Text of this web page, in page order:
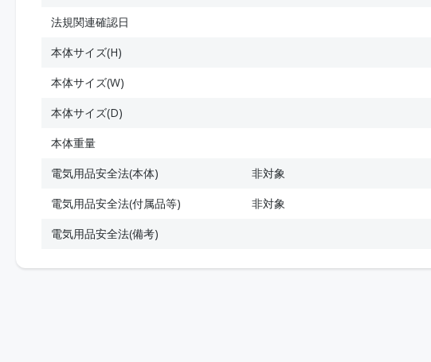
法規関連確認日
本体サイズ(H)
本体サイズ(W)
本体サイズ(D)
本体重量
電気用品安全法(本体)
非対象
電気用品安全法(付属品等)
非対象
電気用品安全法(備考)